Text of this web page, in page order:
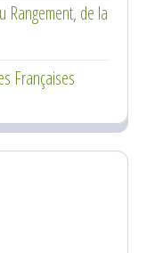
Rangement, de la
Françaises